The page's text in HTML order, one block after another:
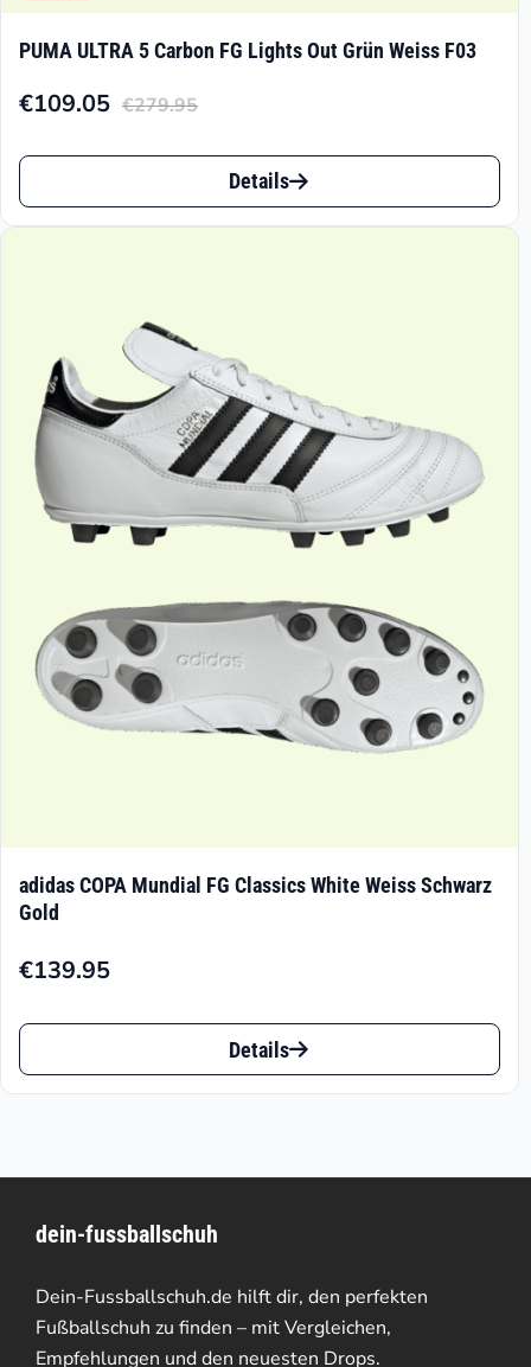
PUMA ULTRA 5 Carbon FG Lights Out Grün Weiss F03
€279.95
Ursprünglicher
Preis
€279.95
€109.05
Aktueller
Preis
€109.05.
Dieses
Produkt
auf.
Die
Optionen
können
Produktseite
gewählt
werden
Details
adidas COPA Mundial FG Classics White Weiss Schwarz
Gold
€139.95
Dieses
Produkt
auf.
Die
Optionen
Details
dein-fussballschuh
Dein-Fussballschuh.de hilft dir, den perfekten
Fußballschuh zu finden – mit Vergleichen,
Empfehlungen und den neuesten Drops.